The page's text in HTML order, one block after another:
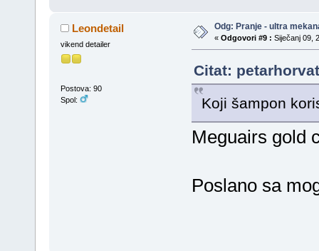
Leondetail
vikend detailer
Postova: 90
Spol:
Odg: Pranje - ultra
« Odgovori #9 : Siječanj 09,
Citat:
Koji šampon
Meguairs gold
Poslano sa